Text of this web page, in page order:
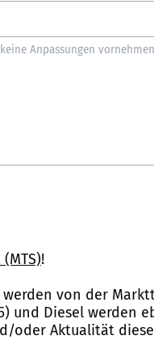
!
von der
und Diesel werden
oder Aktualität